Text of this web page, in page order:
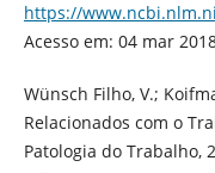
https://
Acesso em: 04 mar
Wünsch Filho, V.;
Relacionados com o
Patologia do Trabalho,